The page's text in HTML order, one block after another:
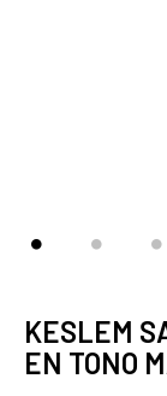
KESLEM
EN TONO